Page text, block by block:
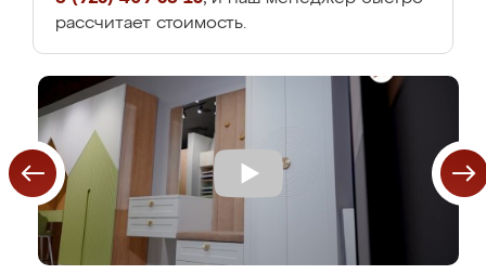
рассчитает стоимость.